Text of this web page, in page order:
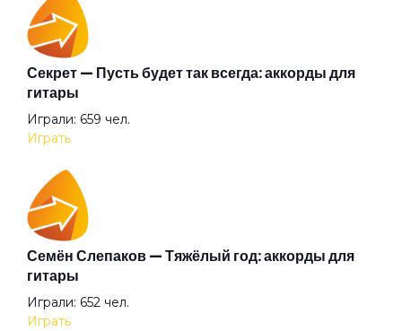
Дикие игры
Диск-жокей
До Содома далеко
Дом мой на двух ногах
Душа самурая меч
Валентин Стрыкало — Gay porn: аккорды для
гитары
Просмотров: 25696 чел.
Аккорды для начинающих играть на гитаре —
легкие и простые песни на гитаре
Просмотров: 23263 чел.
Перейти
Секрет — Пусть будет так всегда: аккорды для
гитары
Играли: 659 чел.
Играть
Семён Слепаков — Тяжёлый год: аккорды для
гитары
Играли: 652 чел.
Играть